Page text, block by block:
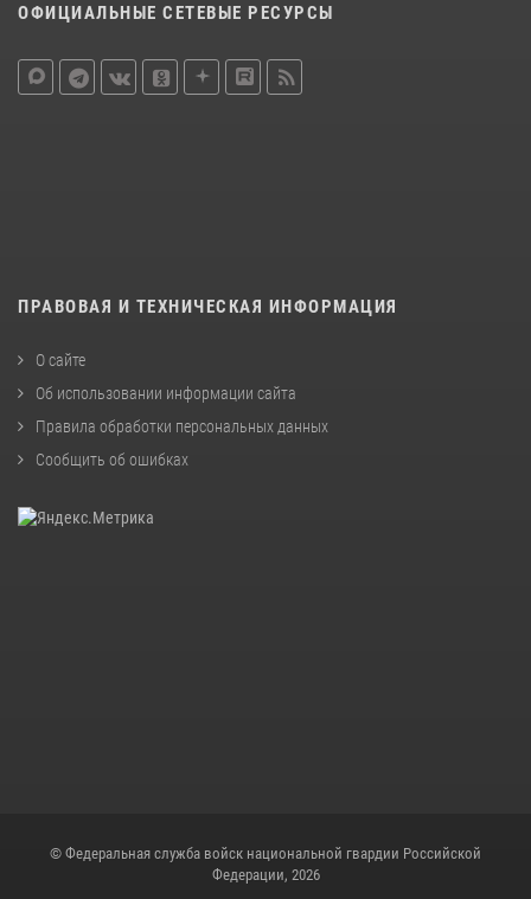
ОФИЦИАЛЬНЫЕ СЕТЕВЫЕ РЕСУРСЫ
ПРАВОВАЯ И ТЕХНИЧЕСКАЯ ИНФОРМАЦИЯ
О сайте
Об использовании информации сайта
Правила обработки персональных данных
Сообщить об ошибках
© Федеральная служба войск национальной гвардии Российской
Федерации, 2026